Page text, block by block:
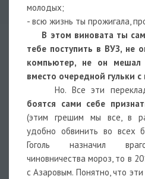
молодых;
- всю жизнь ты прожигала,
В этом виновата ты
тебе поступить в ВУЗ, не
компьютер, не он мешал
вместо очередной гульки
Но. Все эти
боятся сами себе
(этим грешим мы все, в
удобно обвинить во всех
Гоголь назначил
чиновничества мороз, то в
с Азаровым. Понятно, что